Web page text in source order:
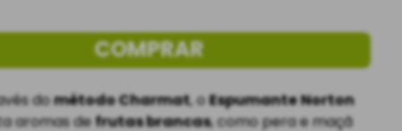
COMPRAR
do método Charmat, o EspumanteNorton
aromas de frutas brancas, como pera e maçã